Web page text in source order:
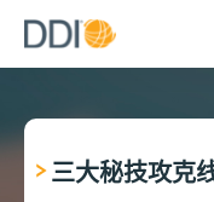
三大秘技攻克